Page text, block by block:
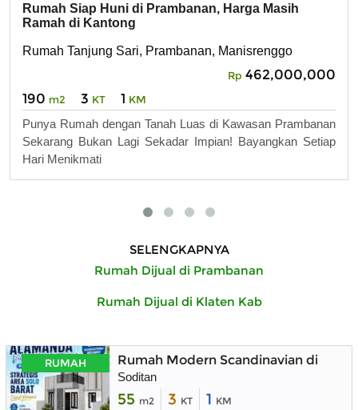
Rumah Siap Huni di Prambanan, Harga Masih
Ramah di Kantong
Rumah Tanjung Sari, Prambanan, Manisrenggo
Rp 462,000,000
190 m2 3 KT 1 KM
Punya Rumah dengan Tanah Luas di Kawasan Prambanan
Sekarang Bukan Lagi Sekadar Impian! Bayangkan Setiap
Hari Menikmati
SELENGKAPNYA
Rumah Dijual di Prambanan
Rumah Dijual di Klaten Kab
RUMAH Rumah Modern Scandinavian di
Soditan
55 m2 3 KT 1 KM